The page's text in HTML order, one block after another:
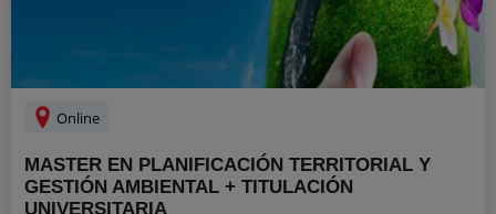
Online
MASTER EN PLANIFICACIÓN TERRITORIAL Y
GESTIÓN AMBIENTAL + TITULACIÓN
UNIVERSITARIA